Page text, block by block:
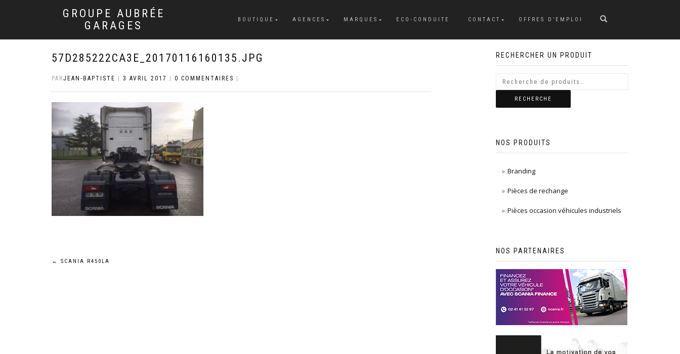
GROUPE AUBRÉE
GARAGES
BOUTIQUE AGENCES MARQUES ECO-CONDUITE CONTACT OFFRES D’EMPLOI
57D285222CA3E_20170116160135.JPG
PARJEAN-BAPTISTE 3 AVRIL 2017 0 COMMENTAIRES
Navigation
← SCANIA R450LA
RECHERCHER UN PRODUIT
RECHERCHE
NOS PRODUITS
Branding
Pièces de rechange
Pièces occasion véhicules industriels
NOS PARTENAIRES